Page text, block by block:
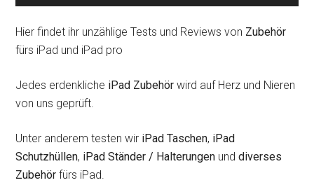
Hier findet ihr unzählige Tests und Reviews von Zubehör
fürs iPad und iPad pro
Jedes erdenkliche iPad Zubehör wird auf Herz und Nieren
von uns geprüft.
Unter anderem testen wir iPad Taschen, iPad
Schutzhüllen, iPad Ständer / Halterungen unddiverses
Zubehör fürs iPad.